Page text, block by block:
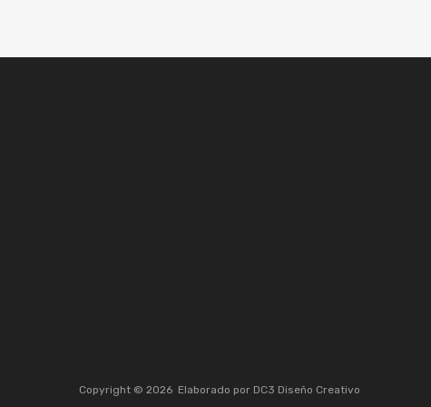
Copyright © 2026 Elaborado por DC3 Diseño Creativo